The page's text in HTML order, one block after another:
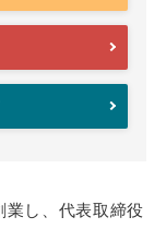
業し、代表取締役